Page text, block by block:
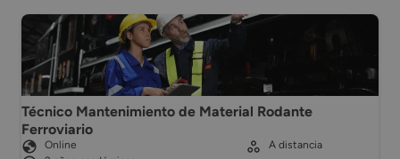
Técnico Mantenimiento de Material Rodante
Ferroviario
Online
A distancia